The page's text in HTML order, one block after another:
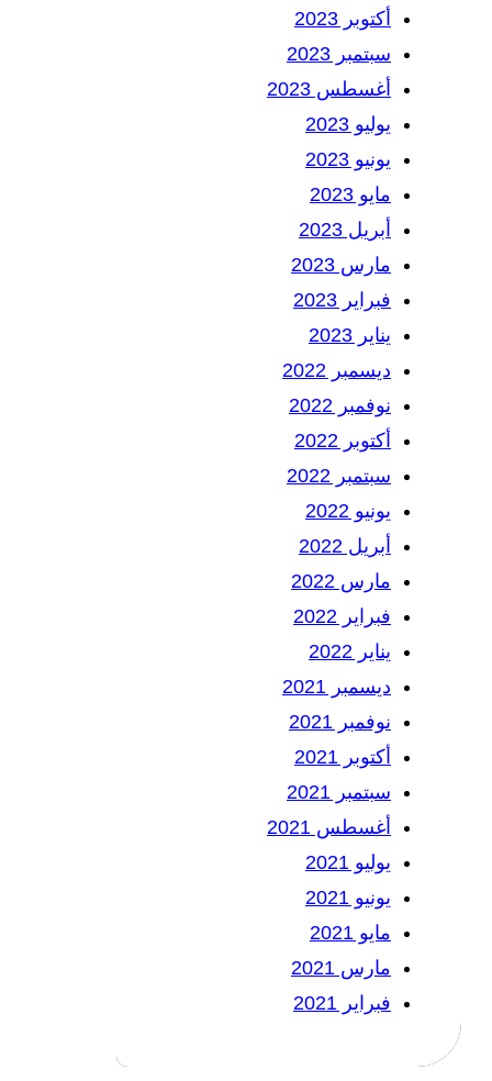
أكتوبر 2023
سبتمبر 2023
أغسطس 2023
يوليو 2023
يونيو 2023
مايو 2023
أبريل 2023
مارس 2023
فبراير 2023
يناير 2023
ديسمبر 2022
نوفمبر 2022
أكتوبر 2022
سبتمبر 2022
يونيو 2022
أبريل 2022
مارس 2022
فبراير 2022
يناير 2022
ديسمبر 2021
نوفمبر 2021
أكتوبر 2021
سبتمبر 2021
أغسطس 2021
يوليو 2021
يونيو 2021
مايو 2021
مارس 2021
فبراير 2021